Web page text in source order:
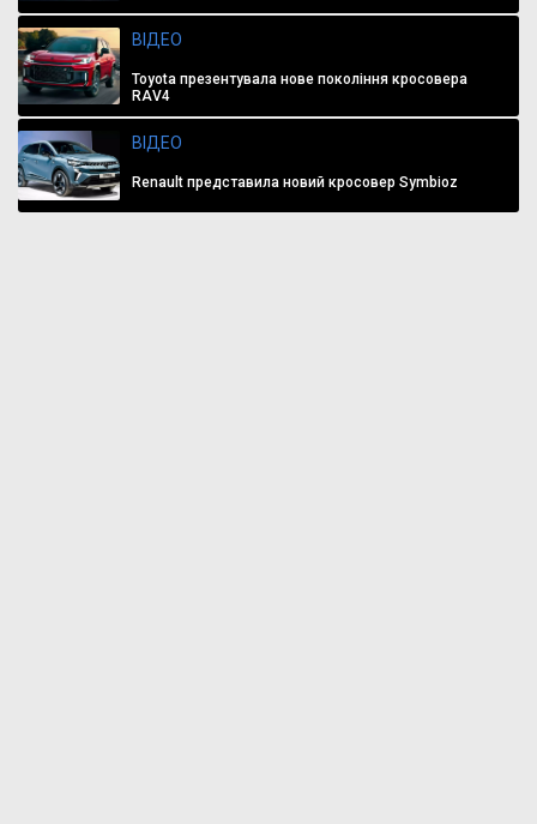
ВІДЕО
Toyota презентувала нове покоління кросовера
RAV4
ВІДЕО
Renault представила новий кросовер Symbioz